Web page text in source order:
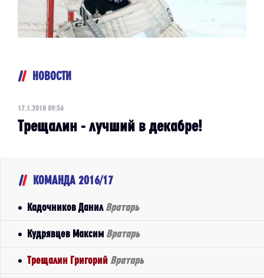
НОВОСТИ
17.1.2018 09:56
Трещалин - лучший в декабре!
КОМАНДА 2016/17
Кадочников Данил Вратарь
Кудрявцев Максим Вратарь
Трещалин Григорий Вратарь